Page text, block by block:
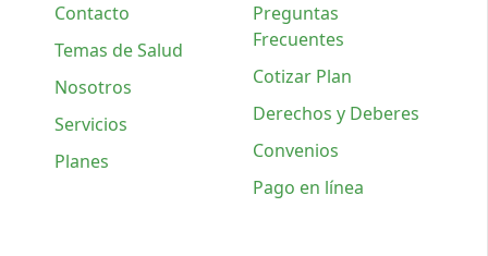
Contacto
Temas de Salud
Nosotros
Servicios
Planes
Preguntas
Frecuentes
Cotizar Plan
Derechos y Deberes
Convenios
Pago en línea